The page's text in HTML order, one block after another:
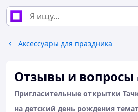
Аксессуары для праздника
Отзывы и вопросы
Пригласительные открытки
на детский день рождения